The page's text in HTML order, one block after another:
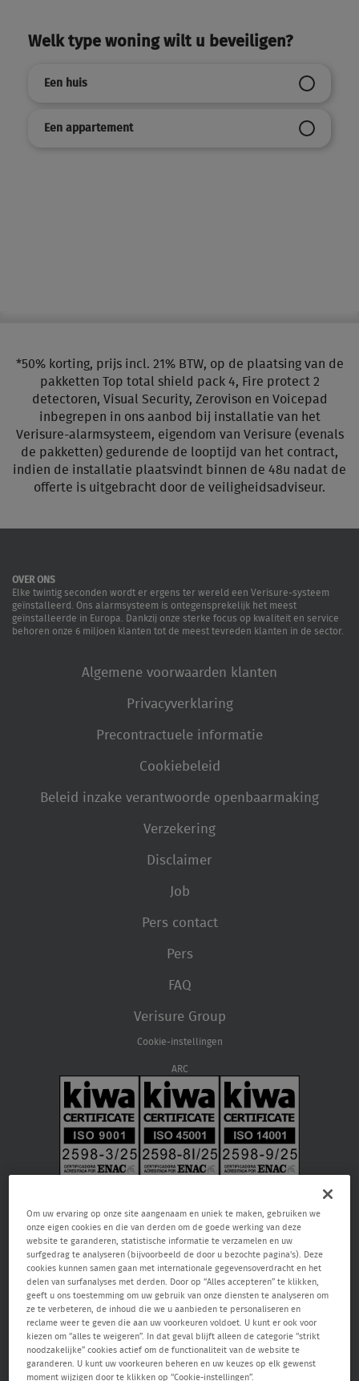
Welk type woning wilt u beveiligen?
Een huis
Een appartement
*50% korting, prijs incl. 21% BTW, op de plaatsing van de
pakketten Top total shield pack 4, Fire protect 2
detectoren, Visual Security, Zerovison en Voicepad
inbegrepen in ons aanbod bij installatie van het
Verisure-alarmsysteem, eigendom van Verisure (evenals
de pakketten) gedurende de looptijd van het contract,
indien de installatie plaatsvindt binnen de 48u nadat de
offerte is uitgebracht door de veiligheidsadviseur.
OVER ONS
Elke twintig seconden wordt er ergens ter wereld een Verisure-systeem
geïnstalleerd. Ons alarmsysteem is ontegensprekelijk het meest
geïnstalleerde in Europa. Dankzij onze sterke focus op kwaliteit en service
behoren onze 6 miljoen klanten tot de meest tevreden klanten in de sector.
Algemene voorwaarden klanten
Privacyverklaring
Precontractuele informatie
Cookiebeleid
Beleid inzake verantwoorde openbaarmaking
Verzekering
Disclaimer
Job
Pers contact
Pers
FAQ
Verisure Group
Cookie-instellingen
ARC
Verisure NV, Raketstraat 66, 1130 Brussel, RPR Brussel 0459.866.904, email:
care@verisure.be, telefoonnummer:080090000, Vergunde
bewakingsonderneming en onderneming voor alarm- en camerasystemen.
Toezichthoudende autoriteit Federale Overheidsdienst Binnenlandse Zaken
– Algemene Directie Veiligheid & Preventie (Waterloolaan 76 1000 Brussel,
www.besafe.be
Om uw ervaring op onze site aangenaam en uniek te maken, gebruiken we
onze eigen cookies en die van derden om de goede werking van deze
website te garanderen, statistische informatie te verzamelen en uw
surfgedrag te analyseren (bijvoorbeeld de door u bezochte pagina's). Deze
cookies kunnen samen gaan met internationale gegevensoverdracht en het
delen van surfanalyses met derden. Door op “Alles accepteren” te klikken,
geeft u ons toestemming om uw gebruik van onze diensten te analyseren om
ze te verbeteren, de inhoud die we u aanbieden te personaliseren en
reclame weer te geven die aan uw voorkeuren voldoet. U kunt er ook voor
kiezen om “alles te weigeren”. In dat geval blijft alleen de categorie “strikt
noodzakelijke” cookies actief om de functionaliteit van de website te
garanderen. U kunt uw voorkeuren beheren en uw keuzes op elk gewenst
moment wijzigen door te klikken op “Cookie-instellingen”.